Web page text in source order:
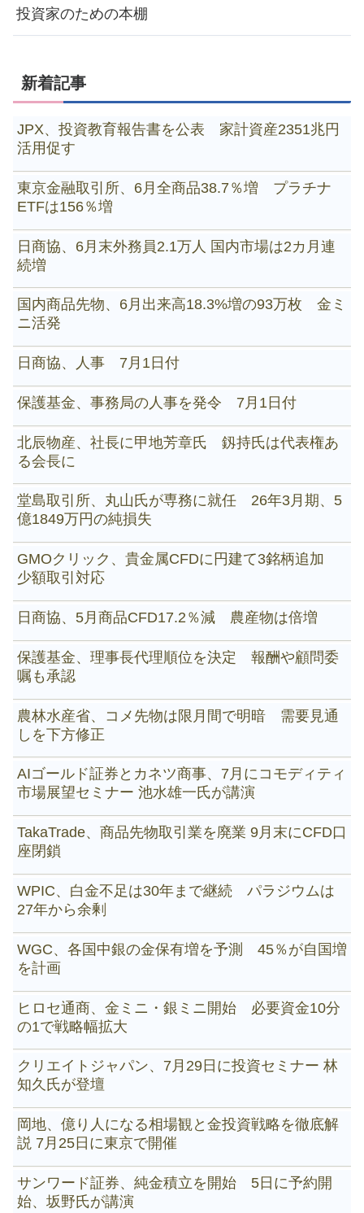
投資家のための本棚
新着記事
JPX、投資教育報告書を公表 家計資産2351兆円
活用促す
東京金融取引所、6月全商品38.7％増 プラチナ
ETFは156％増
日商協、6月末外務員2.1万人 国内市場は2カ月連
続増
国内商品先物、6月出来高18.3%増の93万枚 金ミ
ニ活発
日商協、人事 7月1日付
保護基金、事務局の人事を発令 7月1日付
北辰物産、社長に甲地芳章氏 釼持氏は代表権あ
る会長に
堂島取引所、丸山氏が専務に就任 26年3月期、5
億1849万円の純損失
GMOクリック、貴金属CFDに円建て3銘柄追加
少額取引対応
日商協、5月商品CFD17.2％減 農産物は倍増
保護基金、理事長代理順位を決定 報酬や顧問委
嘱も承認
農林水産省、コメ先物は限月間で明暗 需要見通
しを下方修正
AIゴールド証券とカネツ商事、7月にコモディティ
市場展望セミナー 池水雄一氏が講演
TakaTrade、商品先物取引業を廃業 9月末にCFD口
座閉鎖
WPIC、白金不足は30年まで継続 パラジウムは
27年から余剰
WGC、各国中銀の金保有増を予測 45％が自国増
を計画
ヒロセ通商、金ミニ・銀ミニ開始 必要資金10分
の1で戦略幅拡大
クリエイトジャパン、7月29日に投資セミナー 林
知久氏が登壇
岡地、億り人になる相場観と金投資戦略を徹底解
説 7月25日に東京で開催
サンワード証券、純金積立を開始 5日に予約開
始、坂野氏が講演